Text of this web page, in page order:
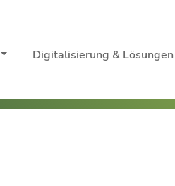
Digitalisierung & Lösungen